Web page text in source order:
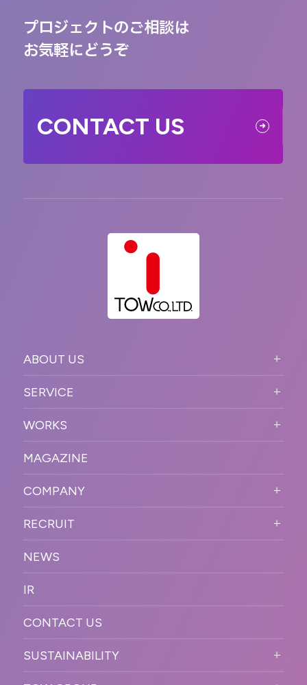
プロジェクトのご相談は
お気軽にどうぞ
CONTACT US
ABOUT US
PURPOSE
VISION
OUR DNA
SERVICE
STRONG POINT
BUSINESS DOMAIN
SOLUTION
WORKFLOW
WORKS
オンラインイベント
SNSプロモーション
プラットフォーム販
促
デジタル制作・映像
制作
PR
カンファレンス・展示会・アワ
ESPORTS・ゲームプロモーシ
MAGAZINE
COMPANY
COMPANY INFORMATION
MESSAGE
OFFICER
ACCESS
ORGANIZATION CHART
HISTORY
RECRUIT
新卒採用
キャリア採用
NEWS
IR
CONTACT US
SUSTAINABILITY